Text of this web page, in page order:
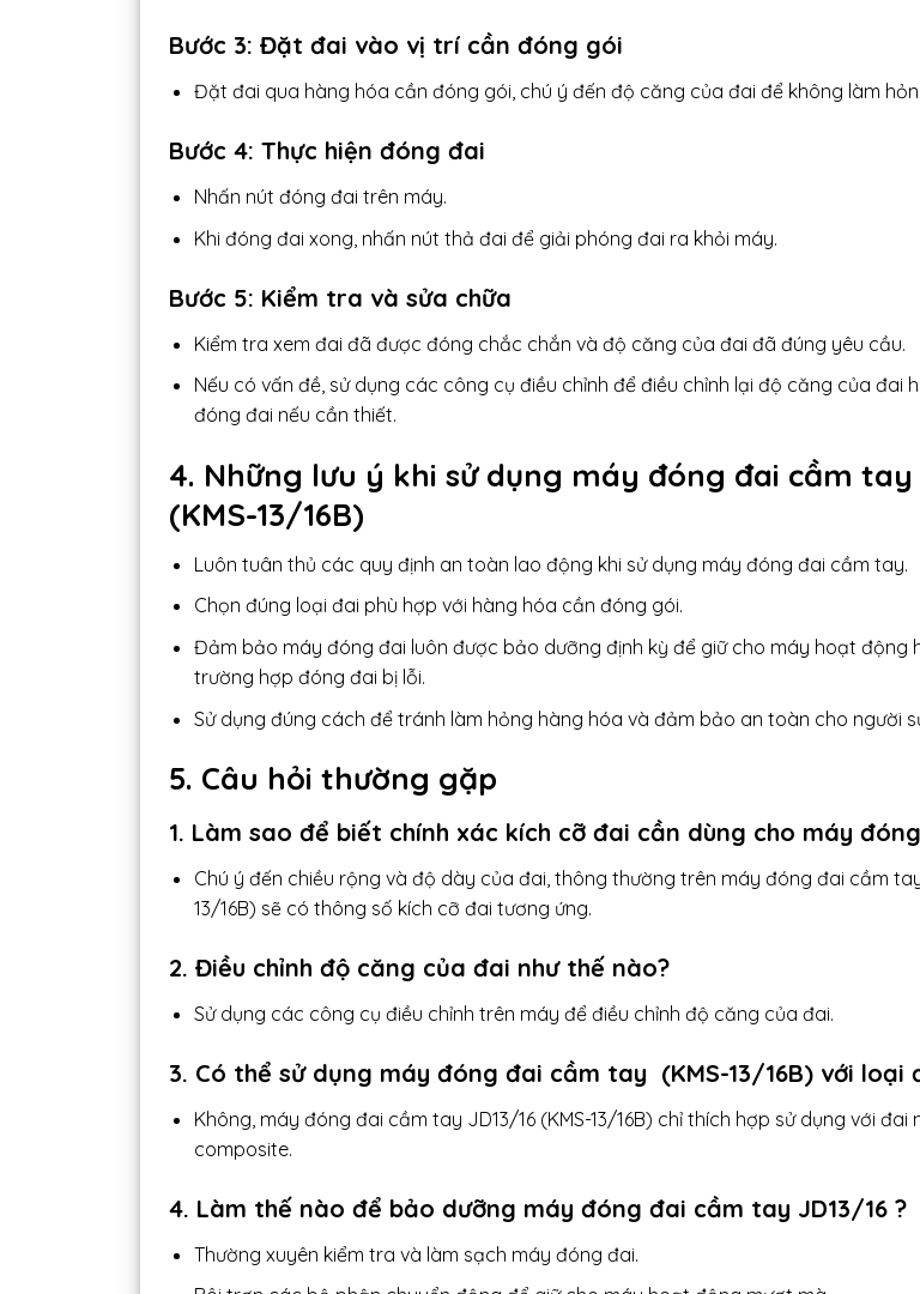
Bước 3: Đặt đai vào vị trí cần đóng gói
Đặt đai qua hàng hóa cần đóng gói, chú ý đến độ căng của đai để không làm
Bước 4: Thực hiện đóng đai
Nhấn nút đóng đai trên máy.
Khi đóng đai xong, nhấn nút thả đai để giải phóng đai ra khỏi máy.
Bước 5: Kiểm tra và sửa chữa
Kiểm tra xem đai đã được đóng chắc chắn và độ căng của đai đã đúng yêu cầu.
Nếu có vấn đề, sử dụng các công cụ điều chỉnh để điều chỉnh lại độ căng của đai
đóng đai nếu cần thiết.
4. Những lưu ý khi sử dụng máy đóng đai cầm tay
(KMS-13/16B)
Luôn tuân thủ các quy định an toàn lao động khi sử dụng máy đóng đai cầm tay.
Chọn đúng loại đai phù hợp với hàng hóa cần đóng gói.
Đảm bảo máy đóng đai luôn được bảo dưỡng định kỳ để giữ cho máy hoạt động
trường hợp đóng đai bị lỗi.
Sử dụng đúng cách để tránh làm hỏng hàng hóa và đảm bảo an toàn cho người
5. Câu hỏi thường gặp
1. Làm sao để biết chính xác kích cỡ đai cần dùng cho máy
Chú ý đến chiều rộng và độ dày của đai, thông thường trên máy đóng đai cầm tay
13/16B) sẽ có thông số kích cỡ đai tương ứng.
2. Điều chỉnh độ căng của đai như thế nào?
Sử dụng các công cụ điều chỉnh trên máy để điều chỉnh độ căng của đai.
3. Có thể sử dụng máy đóng đai cầm tay (KMS-13/16B) với loại
Không, máy đóng đai cầm tay JD13/16 (KMS-13/16B) chỉ thích hợp sử dụng với đai
composite.
4. Làm thế nào để bảo dưỡng máy đóng đai cầm tay JD13/16 ?
Thường xuyên kiểm tra và làm sạch máy đóng đai.